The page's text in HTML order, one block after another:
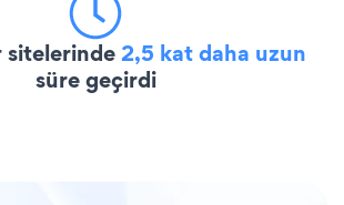
2,5 kat daha uzun
süre geçirdi